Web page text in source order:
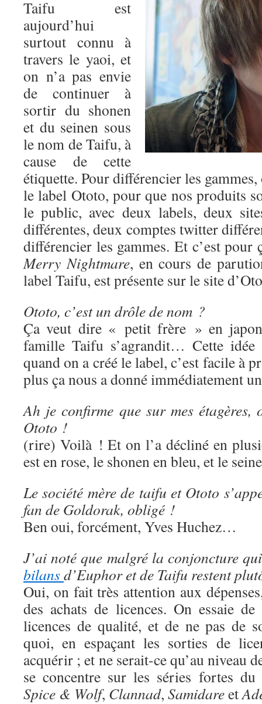
Taifu est
aujourd’hui
surtout connu à
travers le yaoi, et
on n’a pas envie
de continuer à
sortir du shonen
et du seinen sous
le nom de Taifu, à
cause de cette
étiquette. Pour différencier les
le label Ototo, pour que nos produits
le public, avec deux labels, deux
différentes, deux comptes twitter
différencier les gammes. Et c’est pour
Merry Nightmare, en cours de
label Taifu, est présente sur le site
Ototo, c’est un drôle de nom ?
Ça veut dire « petit frère » en
famille Taifu s’agrandit… Cette idée
quand on a créé le label, c’est facile à
plus ça nous a donné immédiatement
Ah je confirme que sur mes
Ototo !
(rire) Voilà ! Et on l’a décliné en
est en rose, le shonen en bleu, et le
Le société mère de taifu et Ototo
fan de Goldorak, obligé !
Ben oui, forcément, Yves Huchez…
J’ai noté que malgré la conjoncture
bilansd’Euphor et de Taifu restent
Oui, on fait très attention aux
des achats de licences. On essaie
licences de qualité, et de ne pas de
quoi, en espaçant les sorties de
acquérir ; et ne serait-ce qu’au niveau
se concentre sur les séries fortes du
Spice & Wolf, Clannad, Samidareet